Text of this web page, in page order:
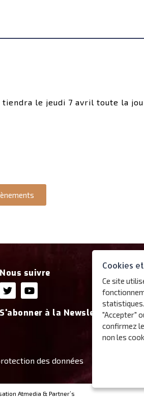
le jeudi 7 avril toute la
Nous suivre
S'abonner à la Newsletter
des données
Atmedia & Partner’s
Cookies
Ce site
"Accepter"
confirmez
non les